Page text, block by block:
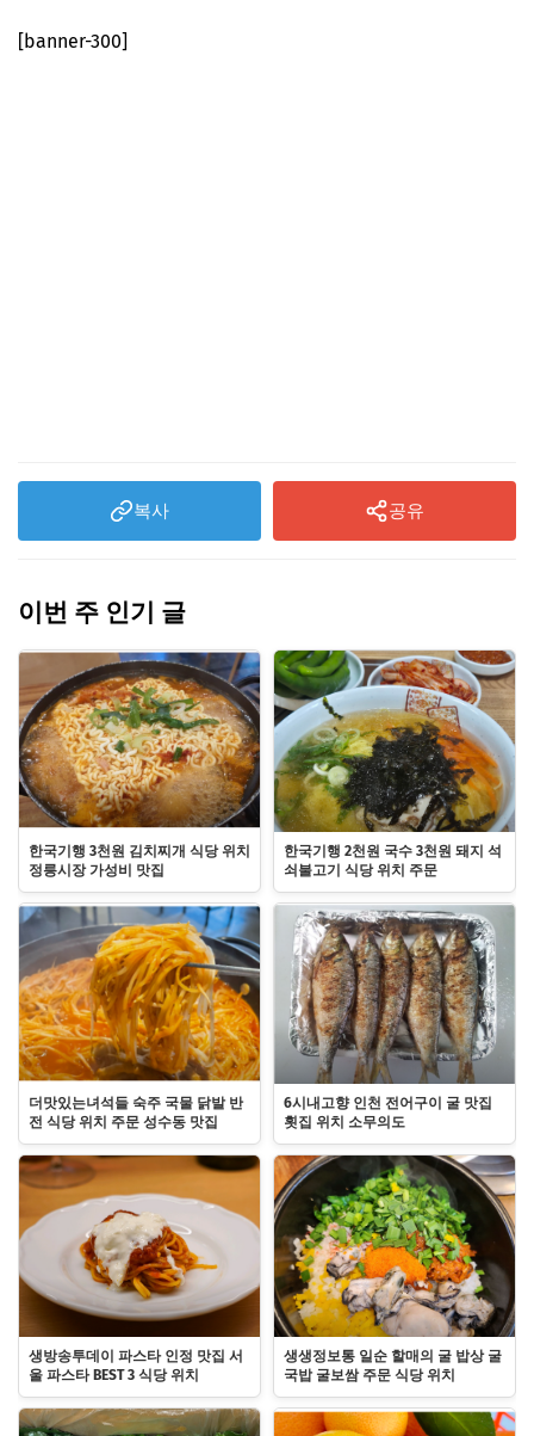
[banner-300]
복사 공유
이번 주 인기 글
한국기행 3천원 김치찌개 식당 위치
정릉시장 가성비 맛집
한국기행 2천원 국수 3천원 돼지 석
쇠불고기 식당 위치 주문
더맛있는녀석들 숙주 국물 닭발 반
전 식당 위치 주문 성수동 맛집
6시내고향 인천 전어구이 굴 맛집
횟집 위치 소무의도
생방송투데이 파스타 인정 맛집 서
울 파스타 BEST 3 식당 위치
생생정보통 일순 할매의 굴 밥상 굴
국밥 굴보쌈 주문 식당 위치